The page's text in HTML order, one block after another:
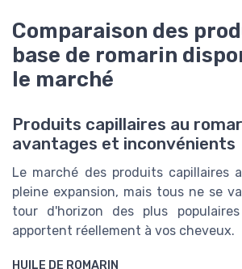
Comparaison des
base de romarin
le marché
Produits capillaires au
avantages et inconvénients
Le marché des produits capillaires
pleine expansion, mais tous ne se
tour d'horizon des plus
apportent réellement à vos cheveux.
HUILE DE ROMARIN